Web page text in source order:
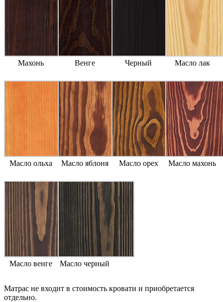
Махонь Венге Черный Масло лак
Масло ольха Масло яблоня Масло орех Масло махонь
Масло венге Масло черный
Матрас не входит в стоимость кровати и приобретается
отдельно.